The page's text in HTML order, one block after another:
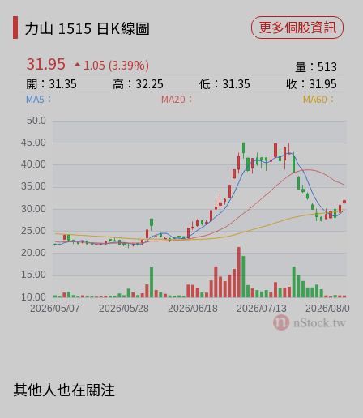
力山 1515 日K線圖 更多個股資訊
31.95 1.05 (3.39%)
量：513
開：31.35
高：32.25 低：31.35 收：31.95
MA5： MA20： MA60：
其他人也在關注